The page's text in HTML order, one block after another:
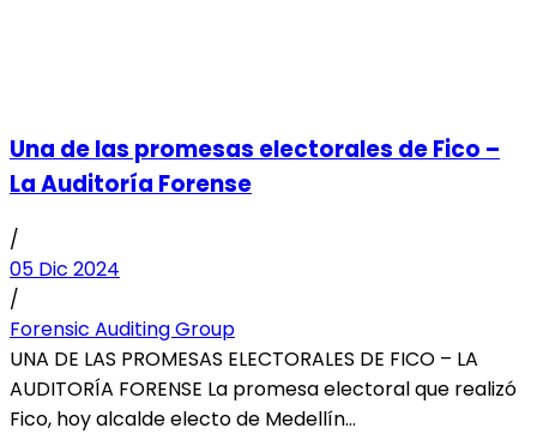
Una de las promesas electorales de Fico –
La Auditoría Forense
/
05 Dic 2024
/
Forensic Auditing Group
UNA DE LAS PROMESAS ELECTORALES DE FICO – LA
AUDITORÍA FORENSE La promesa electoral que realizó
Fico, hoy alcalde electo de Medellín...